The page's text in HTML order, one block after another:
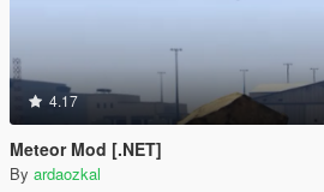
4.17
Meteor Mod [.NET]
By ardaozkal